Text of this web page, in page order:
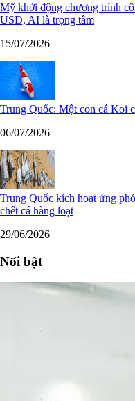
Mỹ khởi động chương trình
USD, AI là trọng tâm
15/07/2026
Trung Quốc: Một con cá Koi
06/07/2026
Trung Quốc kích hoạt ứng
chết cá hàng loạt
29/06/2026
Nổi bật